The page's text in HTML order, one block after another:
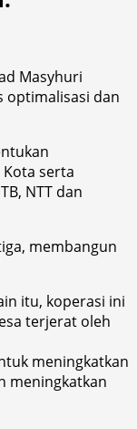
Masyhuri
optimalisasi dan
serta
NTT dan
membangun
itu, koperasi ini
terjerat oleh
meningkatkan
meningkatkan